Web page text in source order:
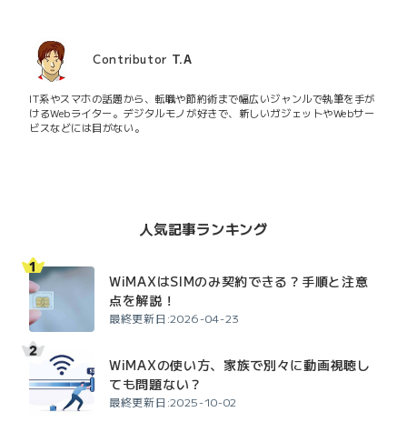
Contributor T.A
IT系やスマホの話題から、転職や節約術まで幅広いジャンルで執筆を手が
けるWebライター。デジタルモノが好きで、新しいガジェットやWebサー
ビスなどには目がない。
人気記事ランキング
WiMAXはSIMのみ契約できる？手順と注意
点を解説！
最終更新日:2026-04-23
WiMAXの使い方、家族で別々に動画視聴し
ても問題ない？
最終更新日:2025-10-02